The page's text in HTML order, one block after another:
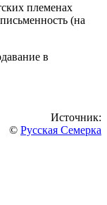
племенах
(на
в
Источник:
© Русская Семерка